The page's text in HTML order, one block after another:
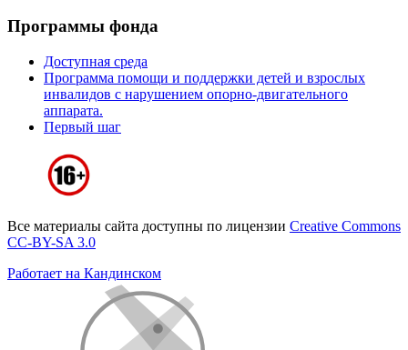
Программы фонда
Доступная среда
Программа помощи и поддержки детей и взрослых
инвалидов с нарушением опорно-двигательного
аппарата.
Первый шаг
Все материалы сайта доступны по лицензии Creative Commons
СС-BY-SA 3.0
Работает на Кандинском